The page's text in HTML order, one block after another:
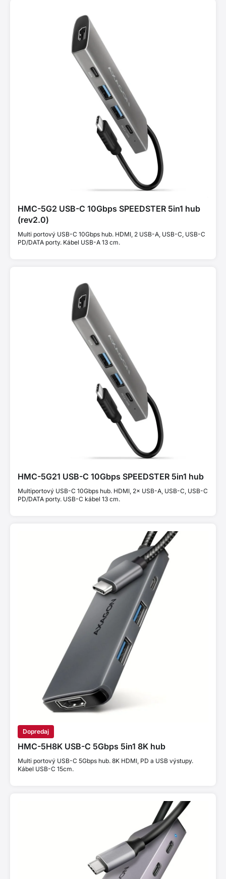
HMC-5G2 USB-C 10Gbps SPEEDSTER 5in1 hub
(rev2.0)
Multi portový USB-C 10Gbps hub. HDMI, 2 USB-A, USB-C, USB-C
PD/DATA porty. Kábel USB-A 13 cm.
HMC-5G21 USB-C 10Gbps SPEEDSTER 5in1 hub
Multiportový USB-C 10Gbps hub. HDMI, 2× USB-A, USB-C, USB-C
PD/DATA porty. USB-C kábel 13 cm.
Dopredaj
HMC-5H8K USB-C 5Gbps 5in1 8K hub
Multi portový USB-C 5Gbps hub. 8K HDMI, PD a USB výstupy.
Kábel USB-C 15cm.